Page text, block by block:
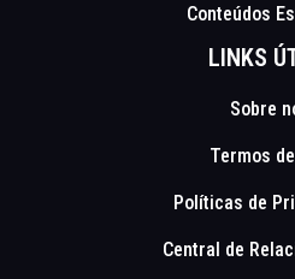
Conteúdos
LINKS
Sobre
Termos
Políticas de
Central de